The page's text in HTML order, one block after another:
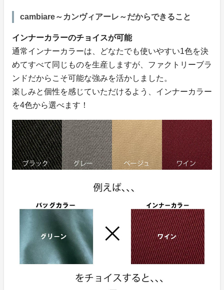
cambiare～カンヴィアーレ～だからできること
インナーカラーのチョイスが可能
通常インナーカラーは、どなたでも使いやすい1色を決
めてすべて同じものを生産しますが、ファクトリーブラ
ンドだからこそ可能な強みを活かしました。
楽しみと個性を感じていただけるよう、インナーカラー
を4色から選べます！